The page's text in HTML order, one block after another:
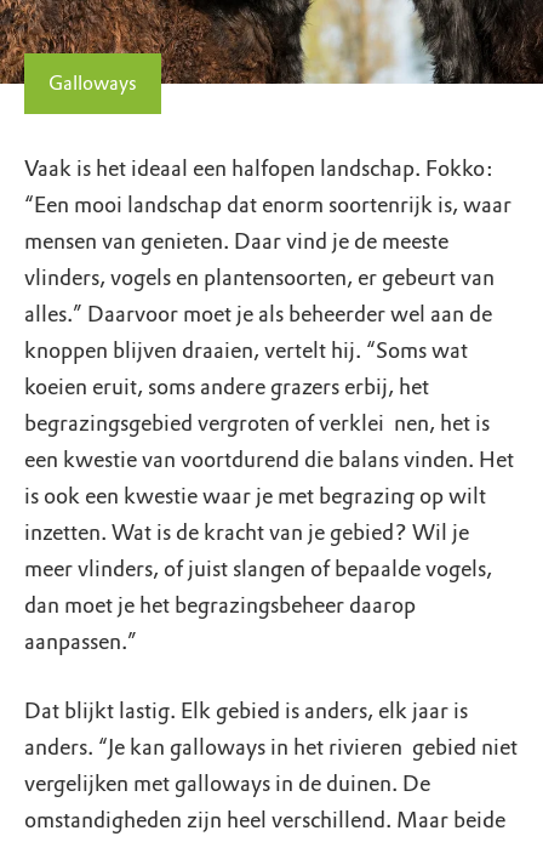
Galloways
Vaak is het ideaal een halfopen landschap. Fokko:
“Een mooi landschap dat enorm soortenrijk is, waar
mensen van genieten. Daar vind je de meeste
vlinders, vogels en plantensoorten, er gebeurt van
alles.” Daarvoor moet je als beheerder wel aan de
knoppen blijven draaien, vertelt hij. “Soms wat
koeien eruit, soms andere grazers erbij, het
begrazingsgebied vergroten of verklei ­ nen, het is
een kwestie van voortdurend die balans vinden. Het
is ook een kwestie waar je met begrazing op wilt
inzetten. Wat is de kracht van je gebied? Wil je
meer vlinders, of juist slangen of bepaalde vogels,
dan moet je het begrazingsbeheer daarop
aanpassen.”
Dat blijkt lastig. Elk gebied is anders, elk jaar is
anders. “Je kan galloways in het rivieren ­ gebied niet
vergelijken met galloways in de duinen. De
omstandigheden zijn heel verschillend. Maar beide